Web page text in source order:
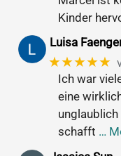
Kinder
Luisa
★★★★★
Ich war
eine
schafft …